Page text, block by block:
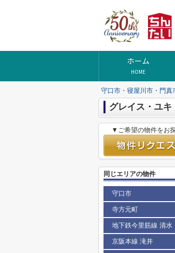
ホーム
HOME
守口市・寝屋川市・門真
グレイス・ユキ
▼ご希望の物件をお
同じエリアの物件
守口市
寺方元町
地下鉄今里筋線 清水
京阪本線 滝井